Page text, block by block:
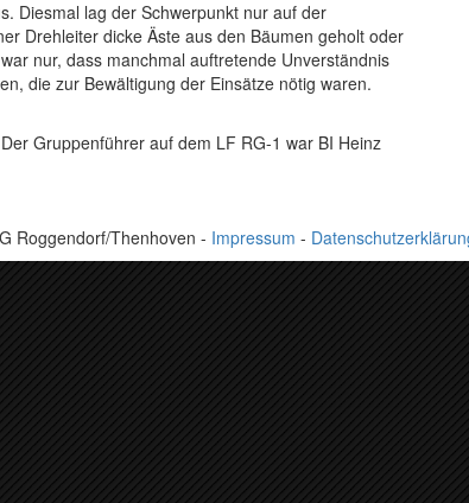
Diesmal lag der Schwerpunkt nur auf der
Drehleiter dicke Äste aus den Bäumen geholt oder
nur, dass manchmal auftretende Unverständnis
die zur Bewältigung der Einsätze nötig waren.
Gruppenführer auf dem LF RG-1 war BI Heinz
Roggendorf/Thenhoven - Impressum -